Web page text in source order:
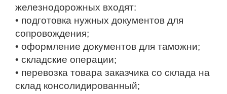
железнодорожных входят:
• подготовка нужных документов для
сопровождения;
• оформление документов для таможни;
• складские операции;
• перевозка товара заказчика со склада на
склад консолидированный;